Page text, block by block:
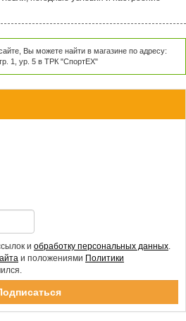
погодные условия и настроение
Вы можете найти в магазине по адресу:
иобработку персональных данных
и положениями